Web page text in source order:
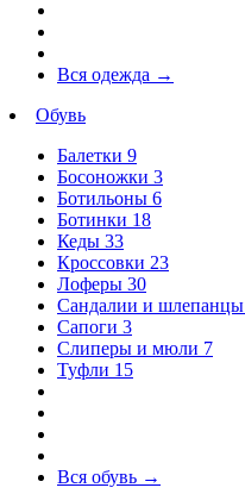
Вся одежда →
Обувь
Балетки 9
Босоножки 3
Ботильоны 6
Ботинки 18
Кеды 33
Кроссовки 23
Лоферы 30
Сандалии и шлепанцы
Сапоги 3
Слиперы и мюли 7
Туфли 15
Вся обувь →